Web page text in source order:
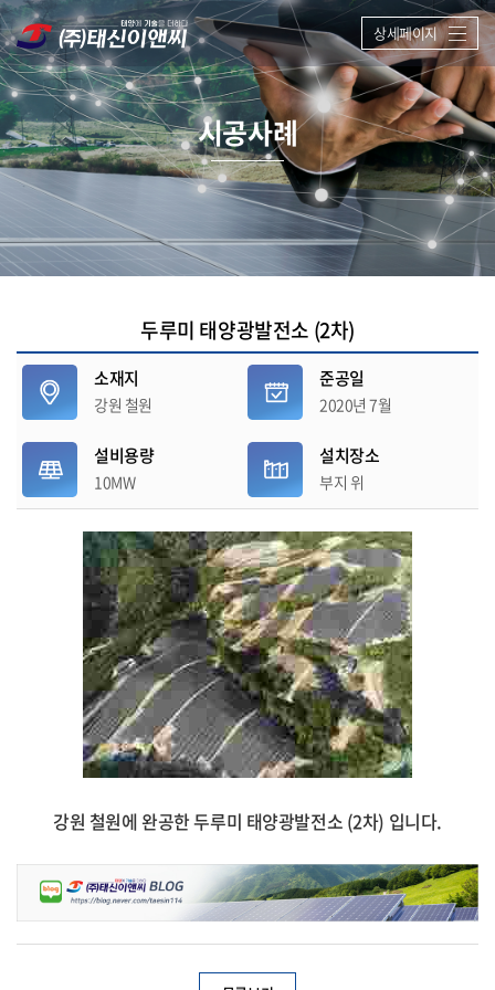
상세페이지
시공사례
두루미 태양광발전소 (2차)
소재지
강원 철원
설비용량
10MW
준공일
2020년 7월
설치장소
부지 위
강원 철원에 완공한 두루미 태양광발전소 (2차) 입니다.